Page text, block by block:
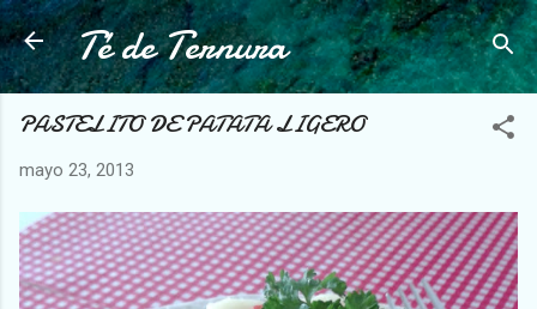
Ir al contenido principal
Té de Ternura
PASTELITO DE PATATA LIGERO
mayo 23, 2013